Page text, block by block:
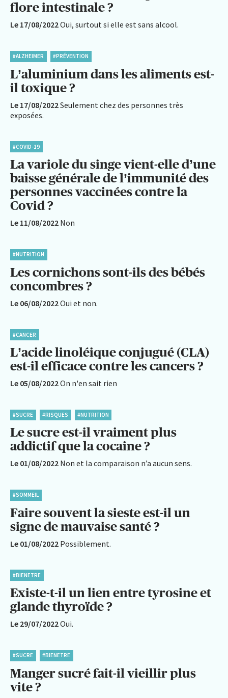
flore intestinale ?
Le 17/08/2022Oui, surtout si elle est sans alcool.
#ALZHEIMER #PRÉVENTION
L’aluminium dans les aliments est-
il toxique ?
Le 17/08/2022Seulement chez des personnes très
exposées.
#COVID-19
La variole du singe vient-elle d’une
baisse générale de l’immunité des
personnes vaccinées contre la
Covid ?
Le 11/08/2022 Non
#NUTRITION
Les cornichons sont-ils des bébés
concombres ?
Le 06/08/2022Oui et non.
#CANCER
L’acide linoléique conjugué (CLA)
est-il efficace contre les cancers ?
Le 05/08/2022On n'en sait rien
#SUCRE #RISQUES #NUTRITION
Le sucre est-il vraiment plus
addictif que la cocaine ?
Le 01/08/2022 Non et la comparaison n’a aucun sens.
#SOMMEIL
Faire souvent la sieste est-il un
signe de mauvaise santé ?
Le 01/08/2022 Possiblement.
#BIENETRE
Existe-t-il un lien entre tyrosine et
glande thyroïde ?
Le 29/07/2022Oui.
#SUCRE #BIENETRE
Manger sucré fait-il vieillir plus
vite ?